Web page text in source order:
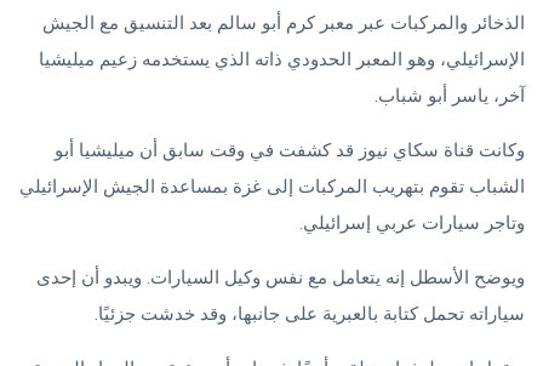
الذخائر والمركبات عبر معبر كرم أبو سالم بعد التنسيق مع الجيش
الإسرائيلي، وهو المعبر الحدودي ذاته الذي يستخدمه زعيم ميليشيا
آخر، ياسر أبو شباب.
وكانت قناة سكاي نيوز قد كشفت في وقت سابق أن ميليشيا أبو
الشباب تقوم بتهريب المركبات إلى غزة بمساعدة الجيش الإسرائيلي
وتاجر سيارات عربي إسرائيلي.
ويوضح الأسطل إنه يتعامل مع نفس وكيل السيارات. ويبدو أن إحدى
سياراته تحمل كتابة بالعبرية على جانبها، وقد خدشت جزئيًا.